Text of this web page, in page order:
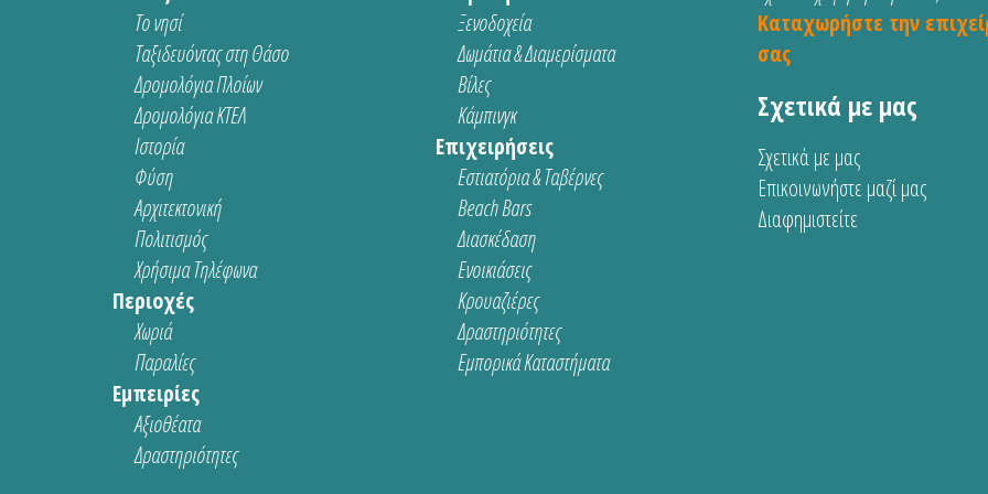
Το νησί
Ταξιδευόντας στη Θάσο
Δρομολόγια Πλοίων
Δρομολόγια ΚΤΕΛ
Ιστορία
Φύση
Αρχιτεκτονική
Πολιτισμός
Χρήσιμα Τηλέφωνα
Περιοχές
Χωριά
Παραλίες
Εμπειρίες
Αξιοθέατα
Δραστηριότητες
Ξενοδοχεία
Δωμάτια & Διαμερίσματα
Βίλες
Κάμπινγκ
Επιχειρήσεις
Εστιατόρια & Ταβέρνες
Beach Bars
Διασκέδαση
Ενοικιάσεις
Κρουαζιέρες
Δραστηριότητες
Εμπορικά Καταστήματα
Καταχωρήστε την
σας
Σχετικά με μας
Σχετικά με μας
Επικοινωνήστε μαζί μας
Διαφημιστείτε